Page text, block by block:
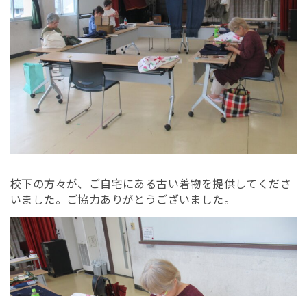
校下の方々が、ご自宅にある古い着物を提供してくださ
いました。ご協力ありがとうございました。